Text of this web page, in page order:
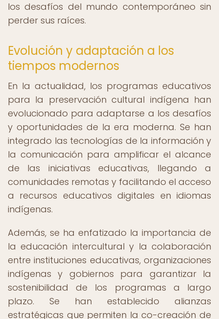
los desafíos del mundo contemporáneo sin
perder sus raíces.
Evolución y adaptación a los
tiempos modernos
En la actualidad, los programas educativos
para la preservación cultural indígena han
evolucionado para adaptarse a los desafíos
y oportunidades de la era moderna. Se han
integrado las tecnologías de la información y
la comunicación para amplificar el alcance
de las iniciativas educativas, llegando a
comunidades remotas y facilitando el acceso
a recursos educativos digitales en idiomas
indígenas.
Además, se ha enfatizado la importancia de
la educación intercultural y la colaboración
entre instituciones educativas, organizaciones
indígenas y gobiernos para garantizar la
sostenibilidad de los programas a largo
plazo. Se han establecido alianzas
estratégicas que permiten la co-creación de